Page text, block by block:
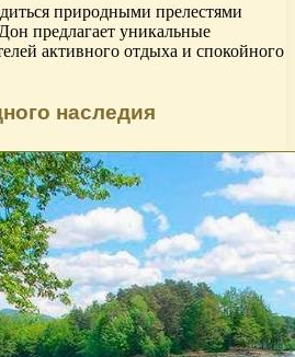
природными прелестями
предлагает уникальные
активного отдыха и спокойного
наследия